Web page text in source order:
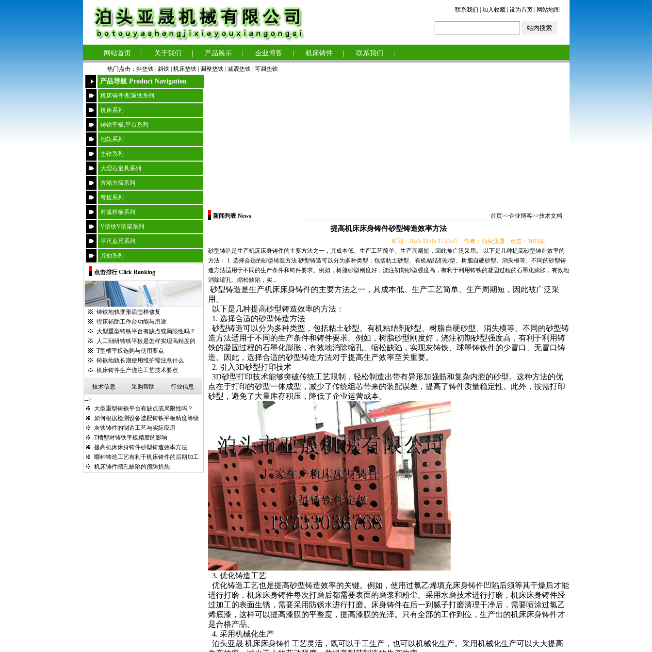
联系我们 加入收藏| 设为首页| 网站地图
网站首页 关于我们 产品展示 企业博客 机床铸件 联系我们
热门点击： 斜垫铁| 斜铁 | 机床垫铁| 调整垫铁| 减震垫铁| 可调垫铁
产品导航 Product Navigation
机床铸件/配重铁系列
机床系列
铸铁平板,平台系列
地轨系列
垫铁系列
大理石量具系列
方箱方筒系列
弯板系列
对弧样板系列
V型铁V型架系列
平尺直尺系列
其他系列
点击排行 Click Ranking
铸铁地轨变形后怎样修复
镗床辅助工作台功能与用途
大型重型铸铁平台有缺点或局限性吗？
人工刮研铸铁平板是怎样实现高精度的
T型槽平板选购与使用要点
铸铁地轨长期使用维护需注意什么
机床铸件生产浇注工艺技术要点
技术信息 采购帮助
行业信息
-->
大型重型铸铁平台有缺点或局限性吗？
如何根据检测设备选配铸铁平板精度等级
灰铁铸件的制造工艺与实际应用
T槽型对铸铁平板精度的影响
提高机床床身铸件砂型铸造效率方法
哪种铸造工艺有利于机床铸件的后期加工
机床铸件缩孔缺陷的预防措施
新闻列表 News 首页>>企业博客>>技术文档
提高机床床身铸件砂型铸造效率方法
时间：2025-12-05 17:23:27 作者：泊头亚晟 点击：1613次
砂型铸造是生产机床床身铸件的主要方法之一，其成本低、生产工艺简单、生产周期短，因此被广泛采用。 以下是几种提高砂型铸造效率的
方法： 1. 选择合适的砂型铸造方法 砂型铸造可以分为多种类型，包括粘土砂型、有机粘结剂砂型、树脂自硬砂型、消失模等。不同的砂型铸
造方法适用于不同的生产条件和铸件要求。例如，树脂砂型刚度好，浇注初期砂型强度高，有利于利用铸铁的凝固过程的石墨化膨胀，有效地
消除缩孔、缩松缺陷，实...
砂型铸造是生产机床床身铸件的主要方法之一，其成本低、生产工艺简单、生产周期短，因此被广泛采
用。
以下是几种提高砂型铸造效率的方法：
1. 选择合适的砂型铸造方法
砂型铸造可以分为多种类型，包括粘土砂型、有机粘结剂砂型、树脂自硬砂型、消失模等。不同的砂型铸
造方法适用于不同的生产条件和铸件要求。例如，树脂砂型刚度好，浇注初期砂型强度高，有利于利用铸
铁的凝固过程的石墨化膨胀，有效地消除缩孔、缩松缺陷，实现灰铸铁、 球墨铸铁件的少冒口、无冒口铸
造。因此，选择合适的砂型铸造方法对于提高生产效率至关重要。
2. 引入3D砂型打印技术
3D砂型打印技术能够突破传统工艺限制，轻松制造出带有异形加强筋和复杂内腔的砂型。这种方法的优
点在于打印的砂型一体成型，减少了传统组芯带来的装配误差，提高了铸件质量稳定性。此外，按需打印
砂型，避免了大量库存积压，降低了企业运营成本。
3. 优化铸造工艺
优化铸造工艺也是提高砂型铸造效率的关键。例如，使用过氯乙烯填充床身铸件凹陷后须等其干燥后才能
进行打磨， 机床床身铸件每次打磨后都需要表面的磨浆和粉尘。采用水磨技术进行打磨，机床床身铸件经
过加工的表面生锈，需要采用防锈水进行打磨。床身铸件在后一到腻子打磨清理干净后，需要喷涂过氯乙
烯底漆，这样可以提高漆膜的平整度，提高漆膜的光泽。只有全部的工作到位，生产出的机床床身铸件才
是合格产品。
4. 采用机械化生产
泊头亚晟 机床床身铸件工艺灵活，既可以手工生产，也可以机械化生产。采用机械化生产可以大大提高